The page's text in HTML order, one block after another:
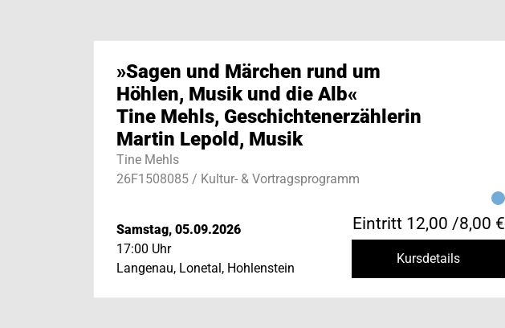
»Sagen und Märchen rund um
Höhlen, Musik und die Alb«
Tine Mehls, Geschichtenerzählerin
Martin Lepold, Musik
Tine Mehls
26F1508085 / Kultur- & Vortragsprogramm
Samstag, 05.09.2026
17:00 Uhr
Langenau, Lonetal, Hohlenstein
Eintritt 12,00 /8,00 €
Kursdetails